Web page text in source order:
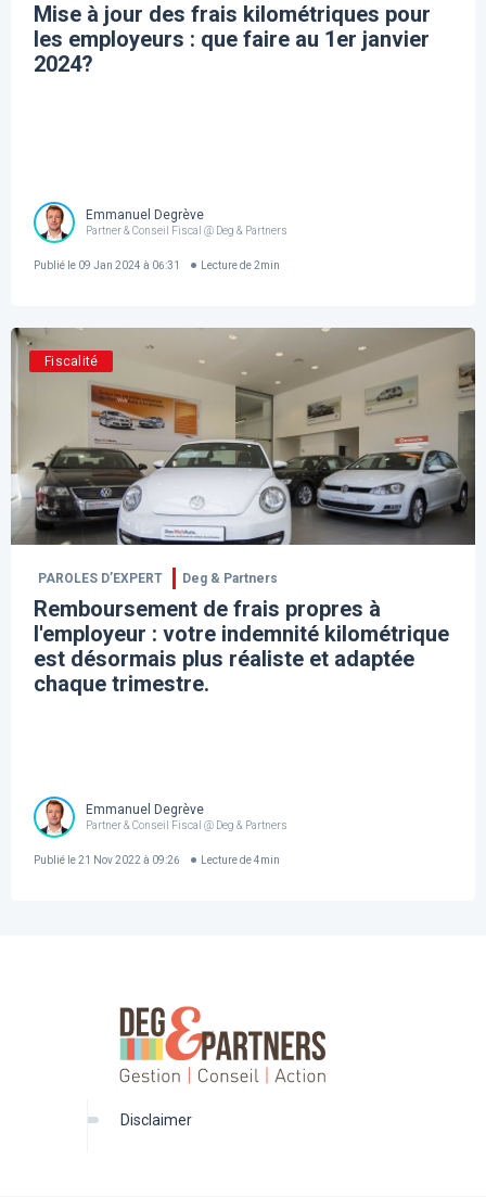
Mise à jour des frais kilométriques pour
les employeurs : que faire au 1er janvier
2024?
Emmanuel Degrève
Partner & Conseil Fiscal @ Deg & Partners
Publié le 09 Jan 2024 à 06:31 Lecture de 2min
Fiscalité
PAROLES D’EXPERT Deg & Partners
Remboursement de frais propres à
l'employeur : votre indemnité kilométrique
est désormais plus réaliste et adaptée
chaque trimestre.
Emmanuel Degrève
Partner & Conseil Fiscal @ Deg & Partners
Publié le21 Nov 2022 à 09:26 Lecture de 4min
disclaimer